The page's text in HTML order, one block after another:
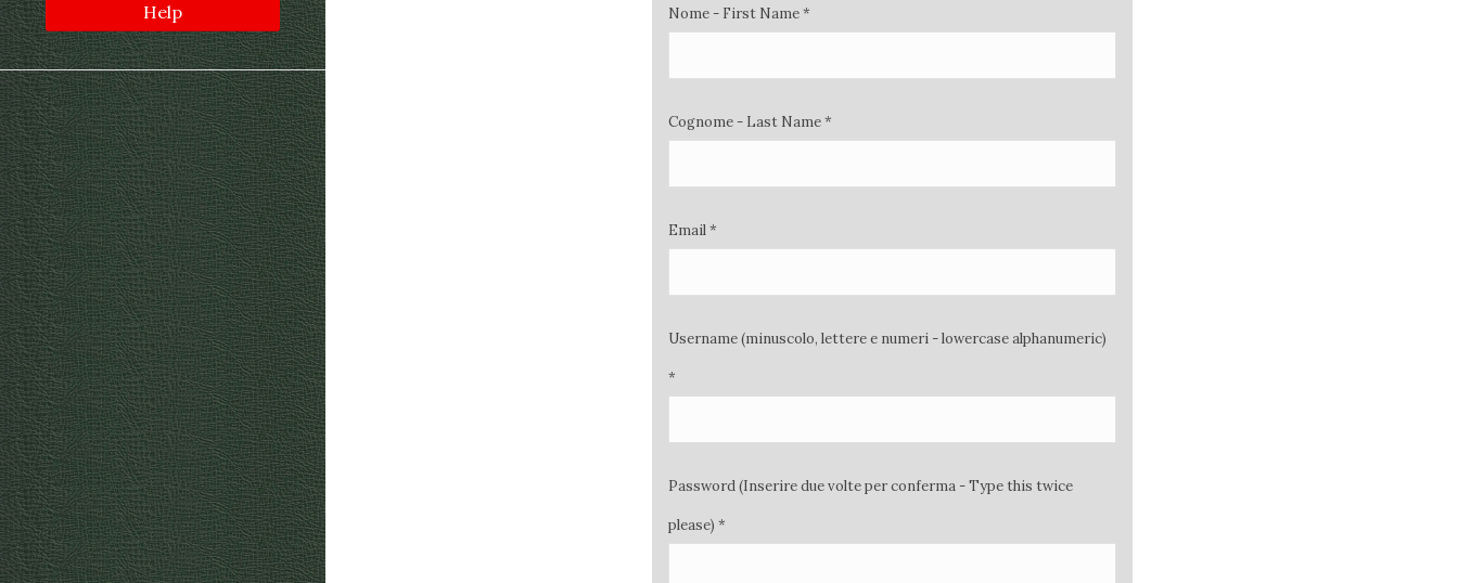
Help Nome - First Name *
Cognome - Last Name *
Email *
Username (minuscolo, lettere e numeri - lowercase alphanumeric)
*
Password (Inserire due volte per conferma - Type this twice
please) *